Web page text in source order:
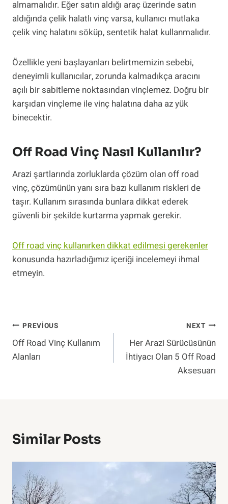
almamalıdır. Eğer satın aldığı araç üzerinde satın
aldığında çelik halatlı vinç varsa, kullanıcı mutlaka
çelik vinç halatını söküp, sentetik halat kullanmalıdır.
Özellikle yeni başlayanları belirtmemizin sebebi,
deneyimli kullanıcılar, zorunda kalmadıkça aracını
açılı bir sabitleme noktasından vinçlemez. Doğru bir
karşıdan vinçleme ile vinç halatına daha az yük
binecektir.
Off Road Vinç Nasıl Kullanılır?
Arazi şartlarında zorluklarda çözüm olan off road
vinç, çözümünün yanı sıra bazı kullanım riskleri de
taşır. Kullanım sırasında bunlara dikkat ederek
güvenli bir şekilde kurtarma yapmak gerekir.
Off road vinç kullanırken dikkat edilmesi gerekenler
konusunda hazırladığımız içeriği incelemeyi ihmal
etmeyin.
Yazı
Gezinmesi
PREVIOUS
Off Road Vinç Kullanım
Alanları
NEXT
Her Arazi Sürücüsünün
İhtiyacı Olan 5 Off Road
Aksesuarı
Similar Posts